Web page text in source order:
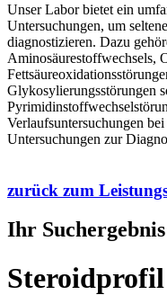
Unser Labor bietet ein
Untersuchungen, um
diagnostizieren. Dazu
Aminosäurestoffwechsels,
Glykosylierungsstörungen
Verlaufsuntersuchungen
Untersuchungen zur
zurück zum
Ihr